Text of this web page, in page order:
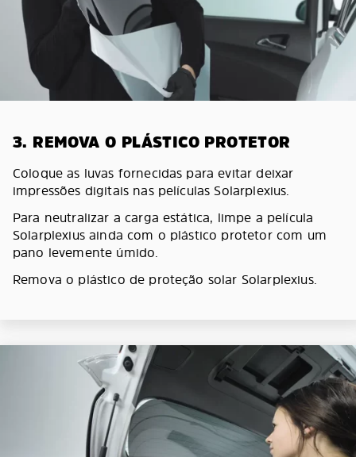
3. REMOVA O PLÁSTICO PROTETOR
Coloque as luvas fornecidas para evitar deixar
impressões digitais nas películas Solarplexius.
Para neutralizar a carga estática, limpe a película
Solarplexius ainda com o plástico protetor com um
pano levemente úmido.
Remova o plástico de proteção solar Solarplexius.